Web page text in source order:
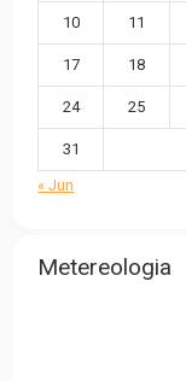
10 11
17 18
24 25
31
« Jun
Metereologia